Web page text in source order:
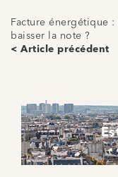
Facture énergétique :
baisser la note ?
< Article précédent